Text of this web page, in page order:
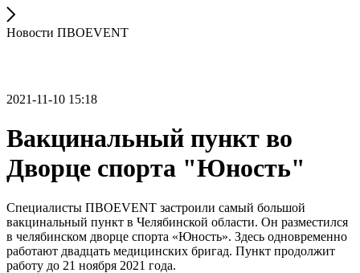
Новости ПВОEVENT
2021-11-10 15:18
Вакцинальный пункт во
Дворце спорта "Юность"
Специалисты ПВОEVENT застроили самый большой
вакцинальный пункт в Челябинской области. Он разместился
в челябинском дворце спорта «Юность». Здесь одновременно
работают двадцать медицинских бригад. Пункт продолжит
работу до 21 ноября 2021 года.